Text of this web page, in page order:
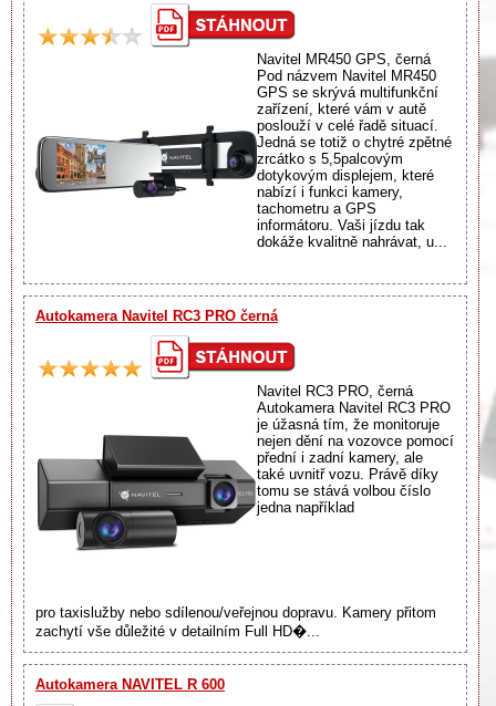
Navitel MR450 GPS, černá
Pod názvem Navitel MR450
GPS se skrývá multifunkční
zařízení, které vám v autě
poslouží v celé řadě situací.
Jedná se totiž o chytré zpětné
zrcátko s 5,5palcovým
dotykovým displejem, které
nabízí i funkci kamery,
tachometru a GPS
informátoru. Vaši jízdu tak
dokáže kvalitně nahrávat, u...
Autokamera Navitel RC3 PRO černá
Navitel RC3 PRO, černá
Autokamera Navitel RC3 PRO
je úžasná tím, že monitoruje
nejen dění na vozovce pomocí
přední i zadní kamery, ale
také uvnitř vozu. Právě díky
tomu se stává volbou číslo
jedna například
pro taxislužby nebo sdílenou/veřejnou dopravu. Kamery přitom
zachytí vše důležité v detailním Full HD�...
Autokamera NAVITEL R 600